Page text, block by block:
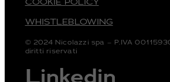
WHISTLEBLOWING
© 2024 Nicolazzi spa – P.IVA
diritti riservati